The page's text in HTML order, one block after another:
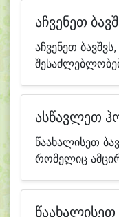
აჩვენეთ
აჩვენეთ
ასწავლეთ
წაახალისეთ
რომელიც